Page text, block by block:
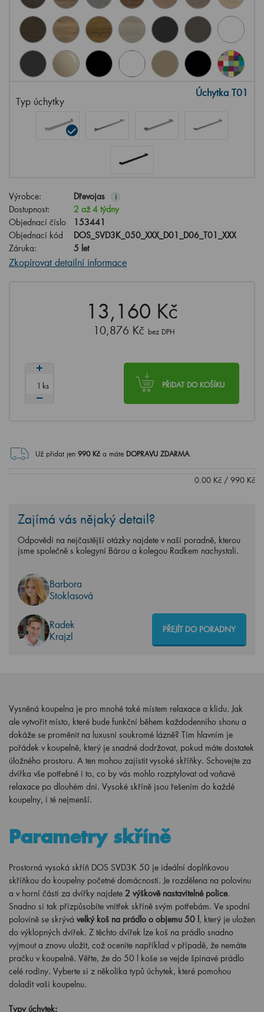
Typ úchytky
Úchytka T01
Výrobce: Dřevojas i
Dostupnost:
2 až 4 týdny
Objednací číslo
153441
Objednací kód
DOS_SVD3K_050_XXX_D01_D06_T01_XXX
Záruka:
5 let
Zkopírovat detailní informace
13,160 Kč
10,876 Kč bez DPH
PŘIDAT DO KOŠÍKU
ks
Už přidat jen 990Kč a máte DOPRAVU ZDARMA.
0.00 Kč / 990 Kč
Zajímá vás nějaký detail?
Odpovědi na nejčastější otázky najdete v naší poradně, kterou
jsme společně s kolegyní Bárou a kolegou Radkem nachystali.
Barbora
Stoklasová
Radek
Krajzl
PŘEJÍT DO PORADNY
Vysněná koupelna je pro mnohé také místem relaxace a klidu. Jak
ale vytvořit místo, které bude funkční během každodenního shonu a
dokáže se proměnit na luxusní soukromé lázně? Tím hlavním je
pořádek v koupelně, který je snadné dodržovat, pokud máte dostatek
úložného prostoru. A ten mohou zajistit vysoké skříňky. Schovejte za
dvířka vše potřebné i to, co by vás mohlo rozptylovat od voňavé
relaxace po dlouhém dni. Vysoké skříně jsou řešením do každé
koupelny, i té nejmenší.
Parametry skříně
Prostorná vysoká skříň DOS SVD3K 50 je ideální doplňkovou
skříňkou do koupelny početné domácnosti. Je rozdělena na polovinu
a v horní části za dvířky najdete 2 výškově nastavitelné police.
Snadno si tak přizpůsobíte vnitřek skříně svým potřebám. Ve spodní
polovině se skrývá velký koš na prádlo o objemu 50 l, který je uložen
do výklopných dvířek. Z těchto dvířek lze koš na prádlo snadno
vyjmout a znovu uložit, což oceníte například v případě, že nemáte
pračku v koupelně. Věřte, že do 50 l koše se vejde špinavé prádlo
celé rodiny. Vyberte si z několika typů úchytek, které pomohou
doladit vaši koupelnu.
Typy úchytek: